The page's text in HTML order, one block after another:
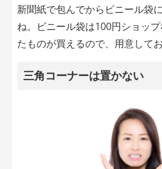
新聞紙で包んでからビニール袋
ね。ビニール袋は100円ショッ
たものが買えるので、用意して
三角コーナーは置かない